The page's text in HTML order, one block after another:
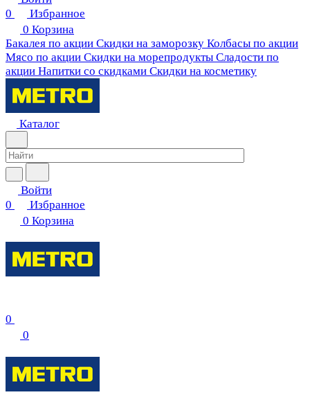
0
Избранное
0 Корзина
Бакалея по акции Скидки на заморозку Колбасы по акции
Мясо по акции Скидки на морепродукты Сладости по
акции Напитки со скидками Скидки на косметику
Каталог
Войти
0
Избранное
0 Корзина
0
0